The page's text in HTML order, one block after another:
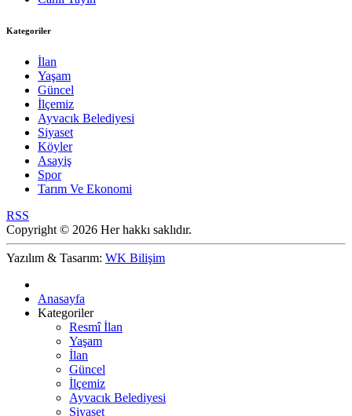
Kategoriler
İlan
Yaşam
Güncel
İlçemiz
Ayvacık Belediyesi
Siyaset
Köyler
Asayiş
Spor
Tarım Ve Ekonomi
RSS
Copyright © 2026 Her hakkı saklıdır.
Yazılım & Tasarım: WK Bilişim
Anasayfa
Kategoriler
Resmî İlan
Yaşam
İlan
Güncel
İlçemiz
Ayvacık Belediyesi
Siyaset